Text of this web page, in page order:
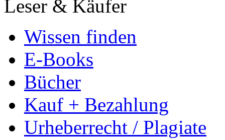
Vertrag widerrufen
Zahlungsmethoden
Copyright